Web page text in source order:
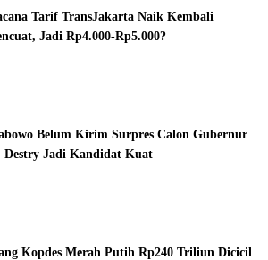
Tarif TransJakarta Naik Kembali
Jadi Rp4.000-Rp5.000?
Belum Kirim Surpres Calon Gubernur
Destry Jadi Kandidat Kuat
Kopdes Merah Putih Rp240 Triliun Dicicil